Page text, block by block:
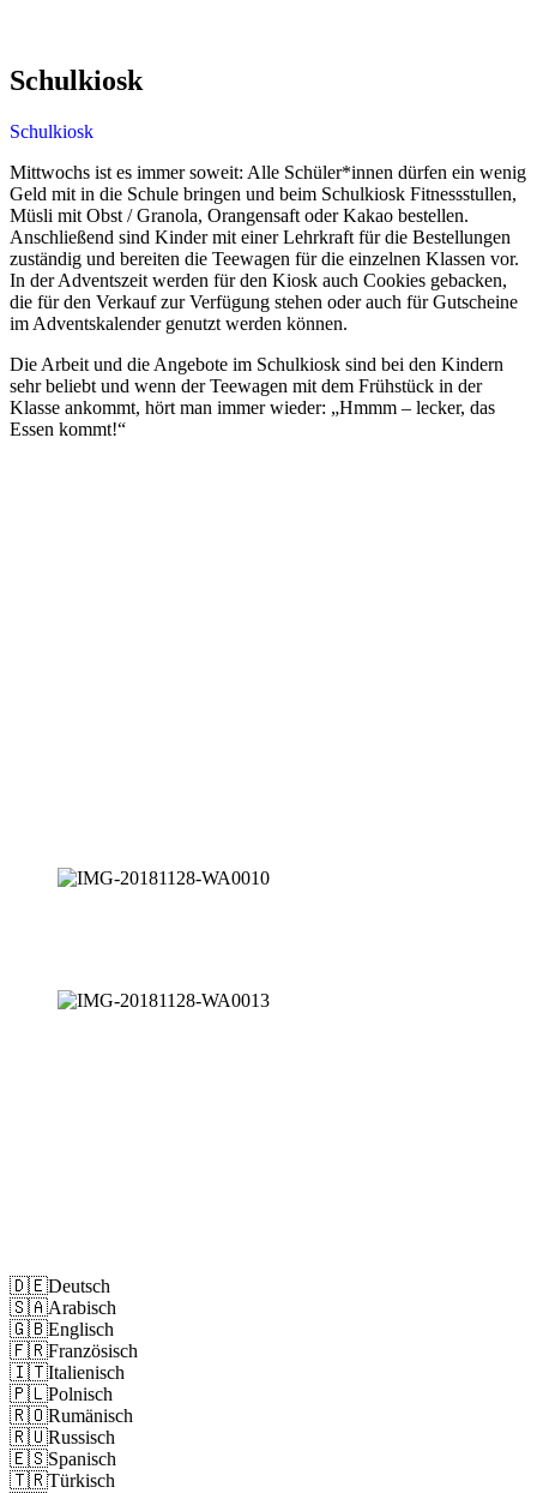
Schulkiosk
Schulkiosk
Mittwochs ist es immer soweit: Alle Schüler*innen dürfen ein wenig
Geld mit in die Schule bringen und beim Schulkiosk Fitnessstullen,
Müsli mit Obst / Granola, Orangensaft oder Kakao bestellen.
Anschließend sind Kinder mit einer Lehrkraft für die Bestellungen
zuständig und bereiten die Teewagen für die einzelnen Klassen vor.
In der Adventszeit werden für den Kiosk auch Cookies gebacken,
die für den Verkauf zur Verfügung stehen oder auch für Gutscheine
im Adventskalender genutzt werden können.
Die Arbeit und die Angebote im Schulkiosk sind bei den Kindern
sehr beliebt und wenn der Teewagen mit dem Frühstück in der
Klasse ankommt, hört man immer wieder: „Hmmm – lecker, das
Essen kommt!“
🇩🇪Deutsch
🇸🇦Arabisch
🇬🇧Englisch
🇫🇷Französisch
🇮🇹Italienisch
🇵🇱Polnisch
🇷🇴Rumänisch
🇷🇺Russisch
🇪🇸Spanisch
🇹🇷Türkisch